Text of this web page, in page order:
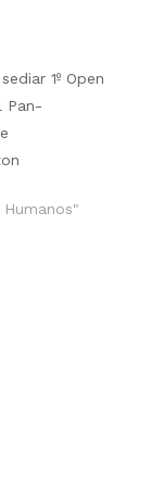
1º Open
Pan-